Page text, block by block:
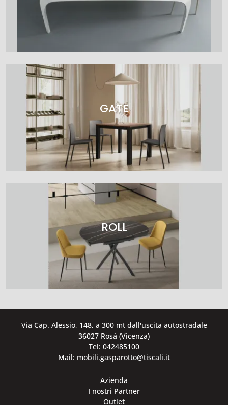
GATE
ROLL
Via Cap. Alessio, 148, a 300 mt dall'uscita autostradale
36027 Rosà (Vicenza)
Tel: 042485100
Mail: mobili.gasparotto@tiscali.it
Azienda
I nostri Partner
Outlet